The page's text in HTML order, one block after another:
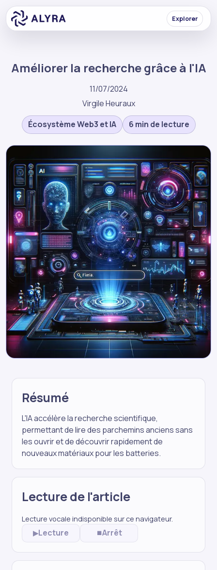
Explorer
Améliorer la recherche grâce à l'IA
11/07/2024
Virgile Heuraux
Écosystème Web3 et IA
6 min de lecture
Résumé
L'IA accélère la recherche scientifique,
permettant de lire des parchemins anciens sans
les ouvrir et de découvrir rapidement de
nouveaux matériaux pour les batteries.
Lecture de l'article
Lecture vocale indisponible sur ce navigateur.
▶Lecture ⏹Arrêt